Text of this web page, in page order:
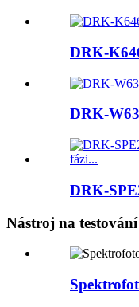
DRK-
DRK-
DRK-
Nástroj na